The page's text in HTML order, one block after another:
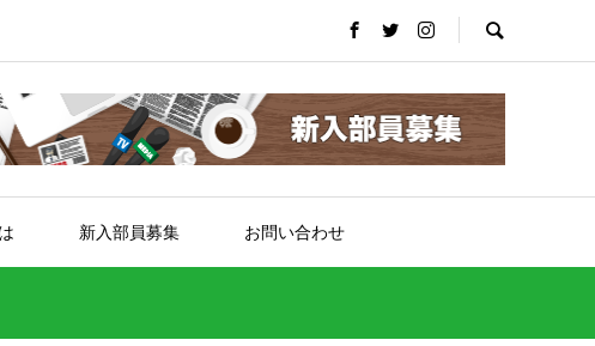
新入部員募集 お問い合わせ